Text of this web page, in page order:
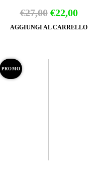
€27,00 Il
prezzo
€22,00Il
AGGIUNGI AL CARRELLO
PROMO